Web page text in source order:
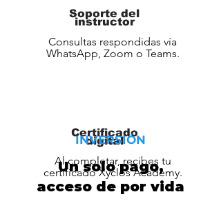
Soporte del
instructor
Consultas respondidas vía
WhatsApp, Zoom o Teams.
Certificado
digital
Al completar, recibes tu
certificado Xyclos Academy.
INVERSIÓN
Un solo pago,
acceso de por vida